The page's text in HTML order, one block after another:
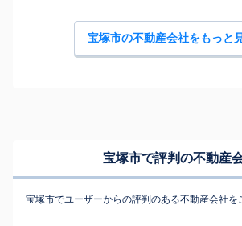
宝塚市の不動産会社をもっと
宝塚市で評判の不動産
宝塚市でユーザーからの評判のある不動産会社を